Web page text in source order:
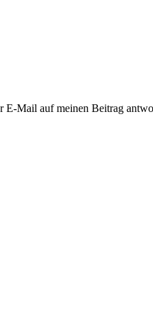
E-Mail auf meinen Beitrag